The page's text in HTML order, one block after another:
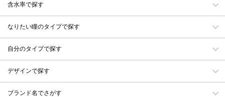
含水率で探す
なりたい瞳のタイプで探す
自分のタイプで探す
デザインで探す
ブランド名でさがす